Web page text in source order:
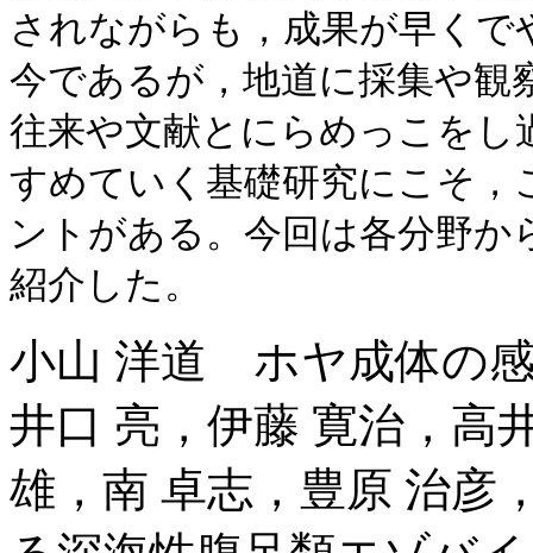
されながらも，成果が早く
今であるが，地道に採集や観
往来や文献とにらめっこを
すめていく基礎研究にこそ
ントがある。今回は各分野
紹介した。
小山 洋道 ホヤ成体の
井口 亮，伊藤 寛治，高
雄，南 卓志，豊原 治